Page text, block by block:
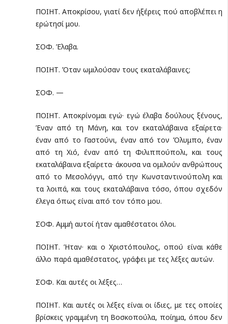
ΠΟΙΗΤ. Αποκρίσου, γιατί δεν ήξέρεις πού αποβλέπει η
ερώτησί μου.
ΣΟΦ. Έλαβα.
ΠΟΙΗΤ. Όταν ωμιλούσαν τους εκαταλάβαινες;
ΣΟΦ. —
ΠΟΙΗΤ. Αποκρίνομαι εγώ· εγώ έλαβα δούλους ξένους,
Έναν από τη Μάνη, και τον εκαταλάβαινα εξαίρετα·
έναν από το Γαστούνι, έναν από τον Όλυμπο, έναν
από τη Χιό, έναν από τη Φιλιππούπολι, και τους
εκαταλάβαινα εξαίρετα· άκουσα να ομιλούν ανθρώπους
από το Μεσο­λόγγι, από την Κωνσταντινούπολη και
τα λοιπά, και τους εκαταλάβαινα τόσο, όπου σχεδόν
έλεγα όπως είναι από τον τόπο μου.
ΣΟΦ. Αμμή αυτοί ήταν αμαθέστατοι όλοι.
ΠΟΙΗΤ. Ήταν· και ο Χριστόπουλος, οπού είναι κάθε
άλλο πα­ρά αμαθέστατος, γράφει με τες λέξες αυτών.
ΣΟΦ. Και αυτές οι λέξες…
ΠΟΙΗΤ. Και αυτές οι λέξες είναι οι ίδιες, με τες οποίες
βρίσκεις γραμμένη τη Βοσκοπούλα, ποίημα, όπου δεν